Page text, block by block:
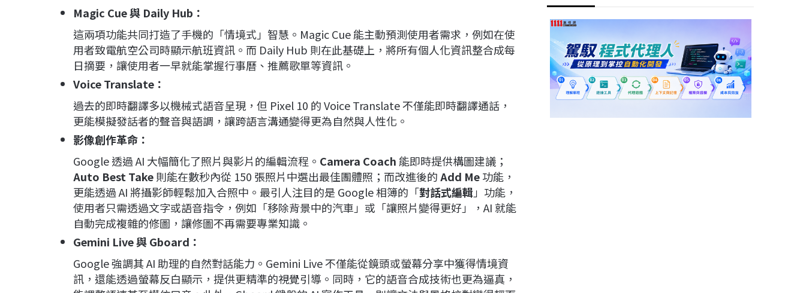
Magic Cue 與 Daily Hub：
這兩項功能共同打造了手機的「情境式」智慧。Magic Cue 能主動預測使用者需求，例如在使
用者致電航空公司時顯示航班資訊。而 Daily Hub 則在此基礎上，將所有個人化資訊整合成每
日摘要，讓使用者一早就能掌握行事曆、推薦歌單等資訊。
Voice Translate：
過去的即時翻譯多以機械式語音呈現，但 Pixel 10 的 Voice Translate 不僅能即時翻譯通話，
更能模擬發話者的聲音與語調，讓跨語言溝通變得更為自然與人性化。
影像創作革命：
Google 透過 AI 大幅簡化了照片與影片的編輯流程。 Camera Coach 能即時提供構圖建議；
Auto Best Take則能在數秒內從 150 張照片中選出最佳團體照；而改進後的Add Me功能，
更能透過 AI 將攝影師輕鬆加入合照中。最引人注目的是 Google 相簿的「對話式編輯 」功能，
使用者只需透過文字或語音指令，例如「移除背景中的汽車」或「讓照片變得更好」，AI 就能
自動完成複雜的修圖，讓修圖不再需要專業知識。
Gemini Live 與 Gboard：
Google 強調其 AI 助理的自然對話能力。Gemini Live 不僅能從鏡頭或螢幕分享中獲得情境資
訊，還能透過螢幕反白顯示，提供更精準的視覺引導。同時，它的語音合成技術也更為逼真，